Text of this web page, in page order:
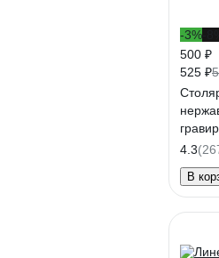
-3%
500 ₽
525 ₽
4.3
В